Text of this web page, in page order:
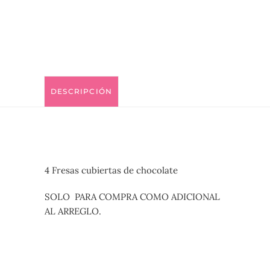
quantity
DESCRIPCIÓN
4 Fresas cubiertas de chocolate
SOLO PARA COMPRA COMO ADICIONAL
AL ARREGLO.